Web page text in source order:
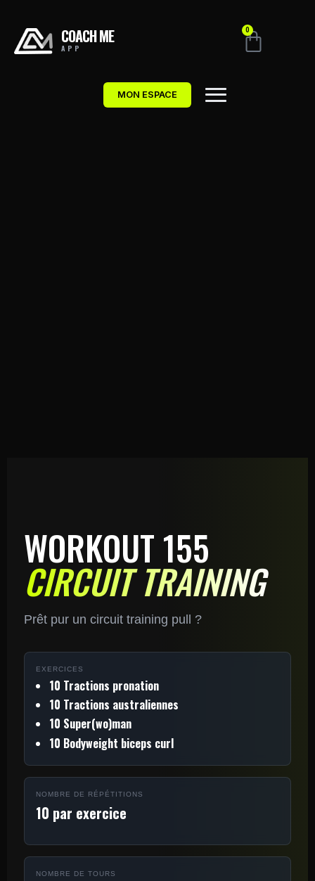
COACH ME
APP
0
MON ESPACE
WORKOUT 155
CIRCUIT TRAINING
Prêt pur un circuit training pull ?
EXERCICES
10 Tractions pronation
10 Tractions australiennes
10 Super(wo)man
10 Bodyweight biceps curl
NOMBRE DE RÉPÉTITIONS
10 par exercice
NOMBRE DE TOURS